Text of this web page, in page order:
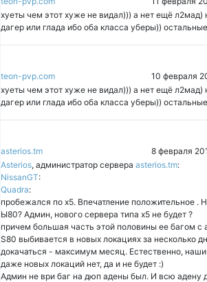
хуеты чем этот хуже не видал))) а нет ещё
дагер или глада ибо оба класса уберы))
teon-pvp.com
10 февраля
хуеты чем этот хуже не видал))) а нет ещё
дагер или глада ибо оба класса уберы))
asterios.tm
8 февраля
Asterios, администратор сервера asterios.tm:
NissanGT:
Quadra:
пробежался по х5. Впечатление положительное .
Ы80? Админ, нового сервера типа х5 не будет ?
причем большая часть этой половины ее багом с
S80 выбивается в новых локациях за несколько
докачаться - максимум месяц. Естественно,
даже новых локаций нет, да и не будет :)
Админ не ври баг на дюп адены был. И всю адену